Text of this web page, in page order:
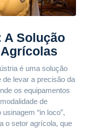
A Solução
é uma solução
levar a precisão da
os equipamentos
de
“in loco”,
o setor agrícola, que